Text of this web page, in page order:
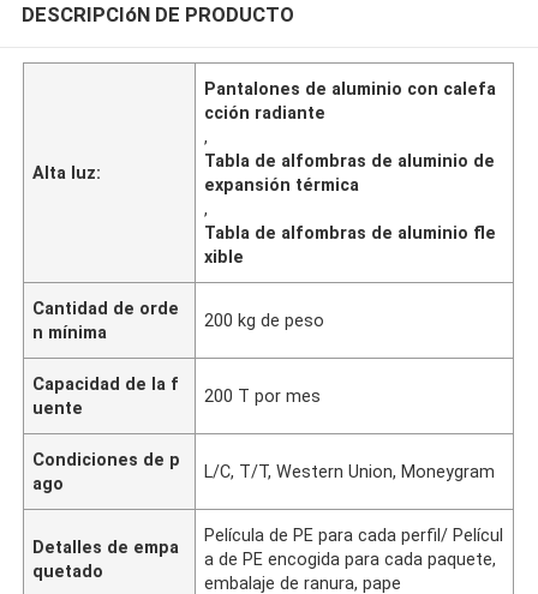
DESCRIPCIóN DE PRODUCTO
Alta luz:
Pantalones de aluminio con calefa
cción radiante
,
Tabla de alfombras de aluminio de
expansión térmica
,
Tabla de alfombras de aluminio fle
xible
Cantidad de orde
n mínima
200 kg de peso
Capacidad de la f
uente
200 T por mes
Condiciones de p
ago
L/C, T/T, Western Union, Moneygram
Detalles de empa
quetado
Película de PE para cada perfil/ Películ
a de PE encogida para cada paquete,
embalaje de ranura, pape